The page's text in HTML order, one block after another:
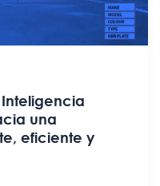
una
eficiente y